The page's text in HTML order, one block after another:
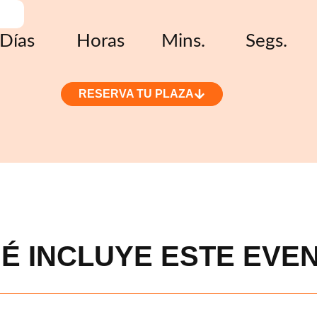
Días Horas Mins. Segs.
RESERVA TU PLAZA
INCLUYE ESTE